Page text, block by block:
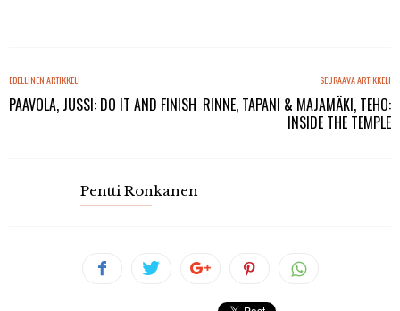
EDELLINEN ARTIKKELI
PAAVOLA, JUSSI: DO IT AND FINISH
SEURAAVA ARTIKKELI
RINNE, TAPANI & MAJAMÄKI, TEHO:
INSIDE THE TEMPLE
Pentti Ronkanen